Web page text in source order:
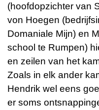
(hoofdopzichter van
von Hoegen
Domaniale Mijn) en
school te Rumpen)
en zeilen van het
Zoals in elk ander
Hendrik wel eens
er soms